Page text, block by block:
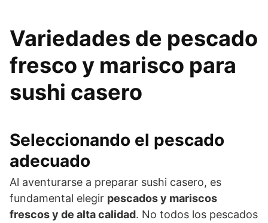
Variedades de pescado
fresco y marisco para
sushi casero
Seleccionando el pescado
adecuado
Al aventurarse a preparar sushi casero, es
fundamental elegir pescados y mariscos
frescos y de alta calidad. No todos los pescados